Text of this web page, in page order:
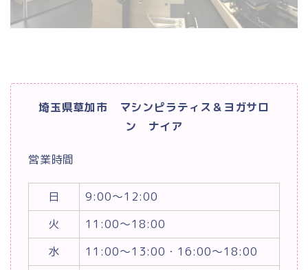
埼玉県草加市 マシンピラティス＆ヨガサロ
ン ナイア
営業時間
日
9:00～12:00
火
11:00～18:00
水
11:00～13:00・16:00～18:00